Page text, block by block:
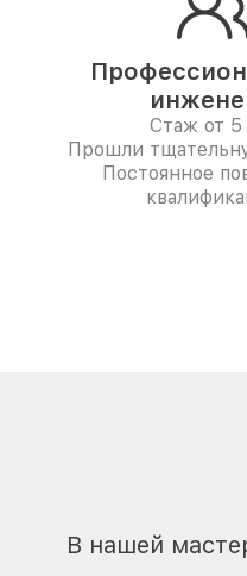
Стаж от 5
Прошли
Постоянное
В нашей